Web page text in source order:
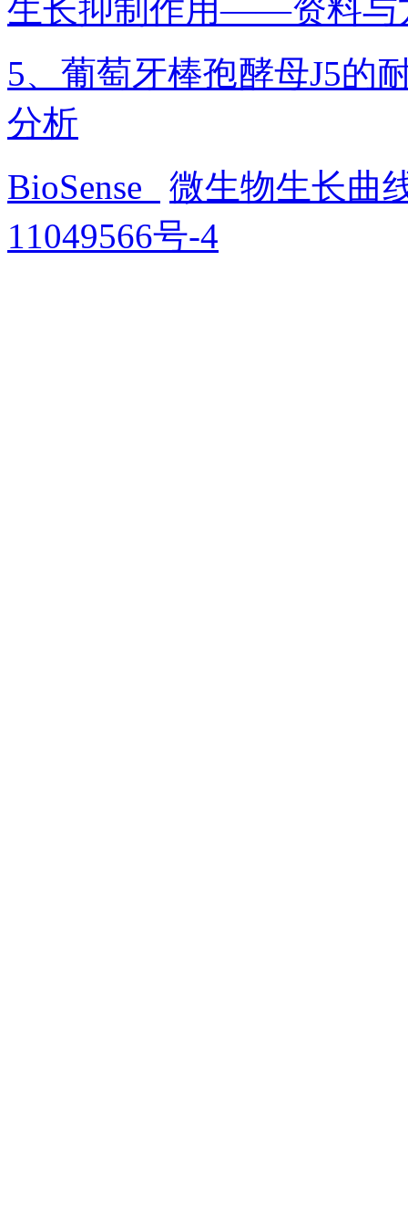
生长抑制作用——资料与
5、葡萄牙棒孢酵母J5的
分析
BioSense
微生物生长曲
11049566号-4